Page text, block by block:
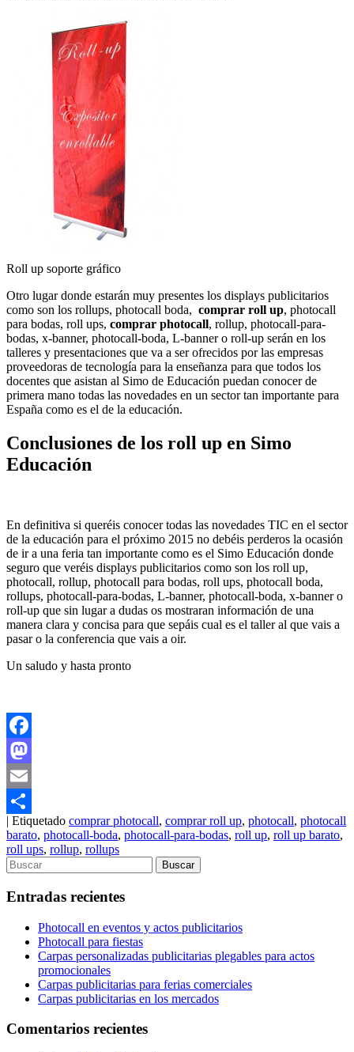
Roll up soporte gráfico
Otro lugar donde estarán muy presentes los displays publicitarios
como son los rollups, photocall boda, comprar roll up, photocall
para bodas, roll ups, comprar photocall, rollup, photocall-para-
bodas, x-banner, photocall-boda, L-banner o roll-up serán en los
talleres y presentaciones que va a ser ofrecidos por las empresas
proveedoras de tecnología para la enseñanza para que todos los
docentes que asistan al Simo de Educación puedan conocer de
primera mano todas las novedades en un sector tan importante para
España como es el de la educación.
Conclusiones de los roll up en Simo
Educación
En definitiva si queréis conocer todas las novedades TIC en el sector
de la educación para el próximo 2015 no debéis perderos la ocasión
de ir a una feria tan importante como es el Simo Educación donde
seguro que veréis displays publicitarios como son los roll up,
photocall, rollup, photocall para bodas, roll ups, photocall boda,
rollups, photocall-para-bodas, L-banner, photocall-boda, x-banner o
roll-up que sin lugar a dudas os mostraran información de una
manera clara y concisa para que sepáis cual es el taller al que vais a
pasar o la conferencia que vais a oir.
Un saludo y hasta pronto
Facebook
Mastodon
Email
Compartir
| Etiquetado comprar photocall, comprar roll up, photocall, photocall
barato, photocall-boda, photocall-para-bodas, roll up, roll up barato,
roll ups, rollup, rollups
Entradas recientes
Photocall en eventos y actos publicitarios
Photocall para fiestas
Carpas personalizadas publicitarias plegables para actos
promocionales
Carpas publicitarias para ferias comerciales
Carpas publicitarias en los mercados
Comentarios recientes